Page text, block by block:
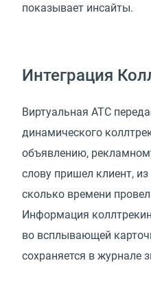
показывает инсайты.
Интеграция
Виртуальная АТС
динамического
объявлению,
слову пришел клиент,
сколько времени
Информация
во всплывающей
сохраняется в журнале